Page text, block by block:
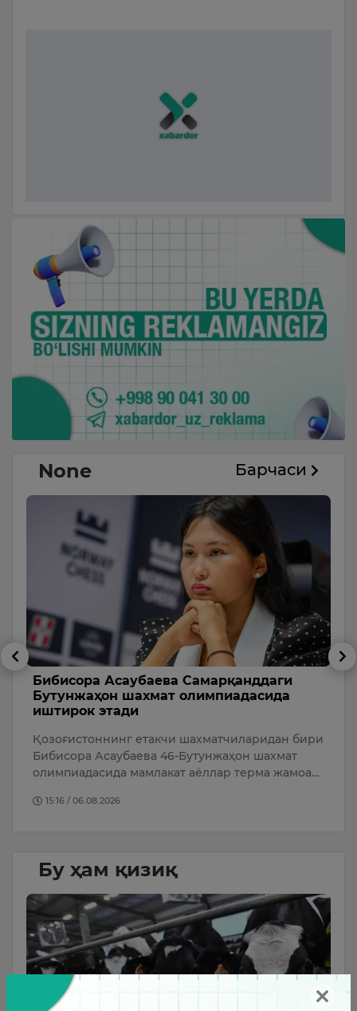
None Барчаси
Бибисора Асаубаева Самарқанддаги
Бутунжаҳон шахмат олимпиадасида
иштирок этади
Қозоғистоннинг етакчи шахматчиларидан бири
Бибисора Асаубаева 46-Бутунжаҳон шахмат
олимпиадасида мамлакат аёллар терма жамоа…
15:16 / 06.08.2026
Бу ҳам қизиқ